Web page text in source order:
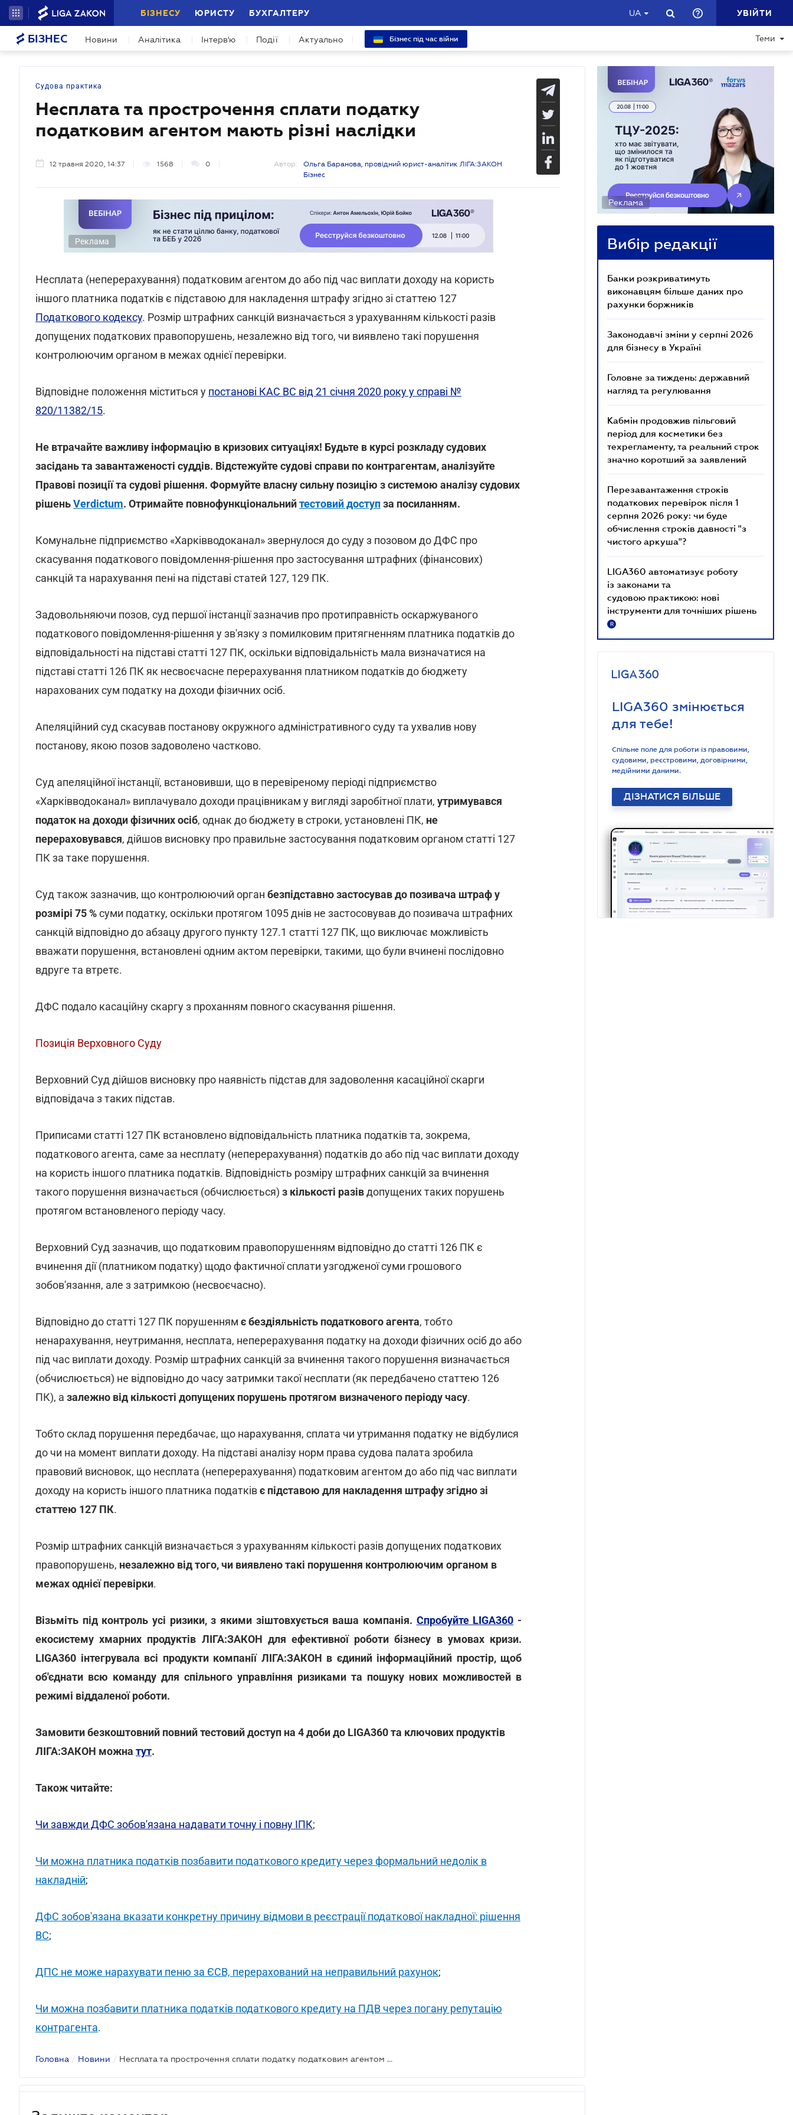
БІЗНЕСУ ЮРИСТУ БУХГАЛТЕРУ UA УВІЙТИ
БІЗНЕС Новини Аналітика Інтерв'ю Події Актуально Бізнес під час війни Теми
Судова практика
Несплата та прострочення сплати податку
податковим агентом мають різні наслідки
12 травня 2020, 14:37 1568 0 Автор:
Ольга Баранова, провідний юрист-аналітик ЛІГА:ЗАКОН
Бізнес
Реклама
Несплата (неперерахування) податковим агентом до або під час виплати доходу на користь
іншого платника податків є підставою для накладення штрафу згідно зі статтею 127
Податкового кодексу. Розмір штрафних санкцій визначається з урахуванням кількості разів
допущених податкових правопорушень, незалежно від того, чи виявлено такі порушення
контролюючим органом в межах однієї перевірки.
Відповідне положення міститься у постанові КАС ВС від 21 січня 2020 року у справі №
820/11382/15.
Не втрачайте важливу інформацію в кризових ситуаціях! Будьте в курсі розкладу судових
засідань та завантаженості суддів. Відстежуйте судові справи по контрагентам, аналізуйте
Правові позиції та судові рішення. Формуйте власну сильну позицію з системою аналізу судових
рішеньVerdictum. Отримайте повнофункціональнийтестовий доступза посиланням.
Комунальне підприємство «Харківводоканал» звернулося до суду з позовом до ДФС про
скасування податкового повідомлення-рішення про застосування штрафних (фінансових)
санкцій та нарахування пені на підставі статей 127, 129 ПК.
Задовольняючи позов, суд першої інстанції зазначив про протиправність оскаржуваного
податкового повідомлення-рішення у зв'язку з помилковим притягненням платника податків до
відповідальності на підставі статті 127 ПК, оскільки відповідальність мала визначатися на
підставі статті 126 ПК як несвоєчасне перерахування платником податків до бюджету
нарахованих сум податку на доходи фізичних осіб.
Апеляційний суд скасував постанову окружного адміністративного суду та ухвалив нову
постанову, якою позов задоволено частково.
Суд апеляційної інстанції, встановивши, що в перевіреному періоді підприємство
«Харківводоканал» виплачувало доходи працівникам у вигляді заробітної плати, утримувався
податок на доходи фізичних осіб, однак до бюджету в строки, установлені ПК, не
перераховувався, дійшов висновку про правильне застосування податковим органом статті 127
ПК за таке порушення.
Суд також зазначив, що контролюючий орган безпідставно застосував до позивача штраф у
розмірі 75 %суми податку, оскільки протягом 1095 днів не застосовував до позивача штрафних
санкцій відповідно до абзацу другого пункту 127.1 статті 127 ПК, що виключає можливість
вважати порушення, встановлені одним актом перевірки, такими, що були вчинені послідовно
вдруге та втретє.
ДФС подало касаційну скаргу з проханням повного скасування рішення.
Позиція Верховного Суду
Верховний Суд дійшов висновку про наявність підстав для задоволення касаційної скарги
відповідача з таких підстав.
Приписами статті 127 ПК встановлено відповідальність платника податків та, зокрема,
податкового агента, саме за несплату (неперерахування) податків до або під час виплати доходу
на користь іншого платника податків. Відповідність розміру штрафних санкцій за вчинення
такого порушення визначається (обчислюється) з кількості разівдопущених таких порушень
протягом встановленого періоду часу.
Верховний Суд зазначив, що податковим правопорушенням відповідно до статті 126 ПК є
вчинення дії (платником податку) щодо фактичної сплати узгодженої суми грошового
зобов'язання, але з затримкою (несвоєчасно).
Відповідно до статті 127 ПК порушенням є бездіяльність податкового агента, тобто
ненарахування, неутримання, несплата, неперерахування податку на доходи фізичних осіб до або
під час виплати доходу. Розмір штрафних санкцій за вчинення такого порушення визначається
(обчислюється) не відповідно до часу затримки такої несплати (як передбачено статтею 126
ПК), а залежно від кількості допущених порушень протягом визначеного періоду часу.
Тобто склад порушення передбачає, що нарахування, сплата чи утримання податку не відбулися
до чи на момент виплати доходу. На підставі аналізу норм права судова палата зробила
правовий висновок, що несплата (неперерахування) податковим агентом до або під час виплати
доходу на користь іншого платника податківє підставою для накладення штрафу згідно зі
статтею 127 ПК.
Розмір штрафних санкцій визначається з урахуванням кількості разів допущених податкових
правопорушень, незалежно від того, чи виявлено такі порушення контролюючим органом в
межах однієї перевірки.
Візьміть під контроль усі ризики, з якими зіштовхується ваша компанія. Спробуйте LIGA360 -
екосистему хмарних продуктів ЛІГА:ЗАКОН для ефективної роботи бізнесу в умовах кризи.
LIGA360 інтегрувала всі продукти компанії ЛІГА:ЗАКОН в єдиний інформаційний простір, щоб
об'єднати всю команду для спільного управління ризиками та пошуку нових можливостей в
режимі віддаленої роботи.
Замовити безкоштовний повний тестовий доступ на 4 доби до LIGA360 та ключових продуктів
ЛІГА:ЗАКОН можна тут.
Також читайте:
Чи завжди ДФС зобов'язана надавати точну і повну ІПК;
Чи можна платника податків позбавити податкового кредиту через формальний недолік в
накладній;
ДФС зобов'язана вказати конкретну причину відмови в реєстрації податкової накладної: рішення
ВС;
ДПС не може нарахувати пеню за ЄСВ, перерахований на неправильний рахунок;
Чи можна позбавити платника податків податкового кредиту на ПДВ через погану репутацію
контрагента.
Головна / Новини / Несплата та прострочення сплати податку податковим агентом мають різні наслідки
Реклама
Вибір редакції
Банки розкриватимуть
виконавцям більше даних про
рахунки боржників
Законодавчі зміни у серпні 2026
для бізнесу в Україні
Головне за тиждень: державний
нагляд та регулювання
Кабмін продовжив пільговий
період для косметики без
техрегламенту, та реальний строк
значно коротший за заявлений
Перезавантаження строків
податкових перевірок після 1
серпня 2026 року: чи буде
обчислення строків давності "з
чистого аркуша"?
LIGA360 автоматизує роботу
із законами та
судовою практикою: нові
інструменти для точніших рішень
R
LIGA360 змінюється
для тебе!
Спільне поле для роботи із правовими,
судовими, реєстровими, договірними,
медійними даними.
ДІЗНАТИСЯ БІЛЬШЕ